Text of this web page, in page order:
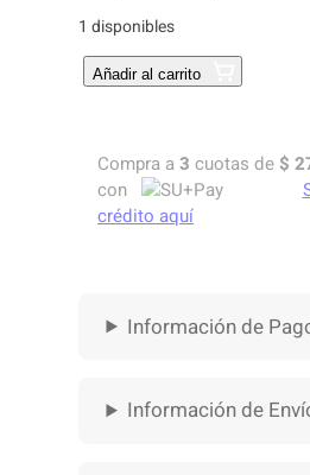
1 disponibles
C
A
Añadir al carrito
Compra a3 cuotas de $
con
crédito aquí
Información de
Información de